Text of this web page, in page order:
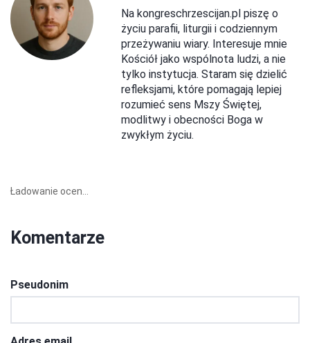
Na kongreschrzescijan.pl piszę o
życiu parafii, liturgii i codziennym
przeżywaniu wiary. Interesuje mnie
Kościół jako wspólnota ludzi, a nie
tylko instytucja. Staram się dzielić
refleksjami, które pomagają lepiej
rozumieć sens Mszy Świętej,
modlitwy i obecności Boga w
zwykłym życiu.
Ładowanie ocen...
Komentarze
Pseudonim